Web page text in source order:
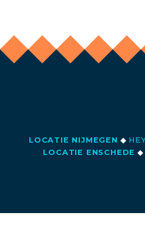
LOCATIE NIJMEGEN ◆
LOCATIE ENSCHEDE ◆